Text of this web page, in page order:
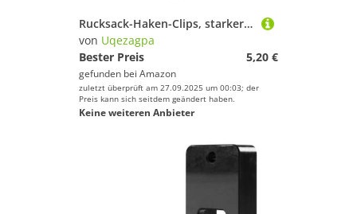
Rucksack-Haken-Clips, starker Schlüsselanhänger-Karabiner, professioneller Gürtelhalter mit Halter, Kettenschlaufe, Halter, Karabiner
von Uqezagpa
Bester Preis
5,20 €
gefunden bei Amazon
zuletzt überprüft am 27.09.2025 um 00:03; der
Preis kann sich seitdem geändert haben.
Keine weiteren Anbieter